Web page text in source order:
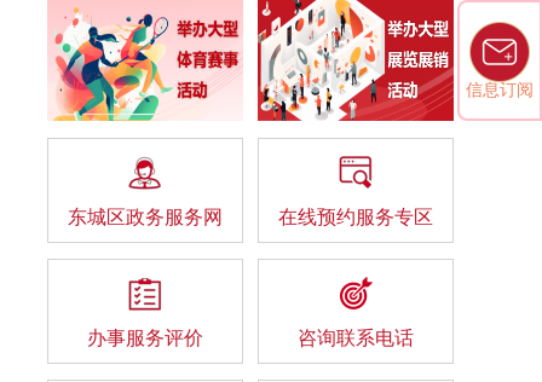
东城区政务服务网 在线预约服务专区
办事服务评价 咨询联系电话
信息订阅